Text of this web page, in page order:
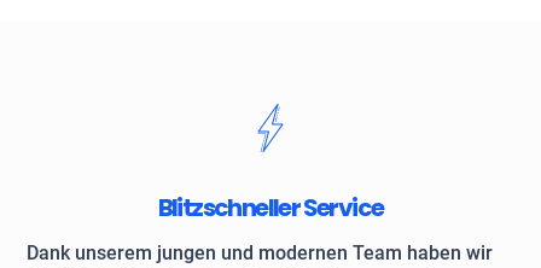
Blitzschneller Service
Dank unserem jungen und modernen Team haben wir